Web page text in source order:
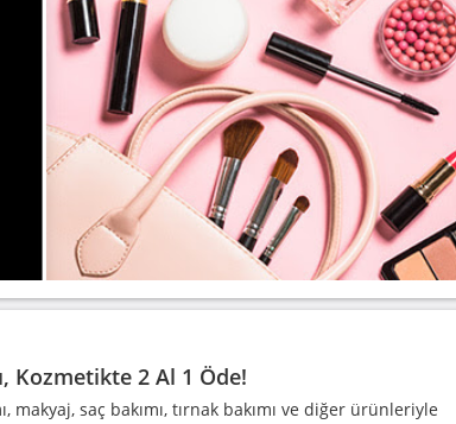
Kozmetikte 2 Al 1 Öde!
saç bakımı, tırnak bakımı ve diğer ürünleriyle